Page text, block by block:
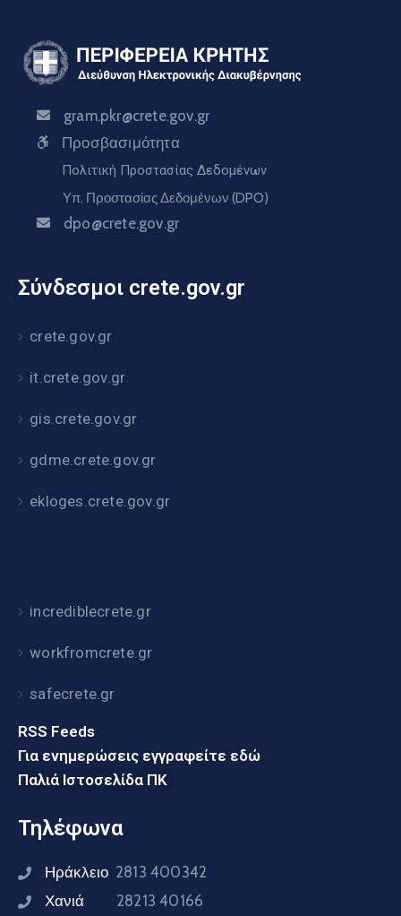
gram.pkr@crete.gov.gr
Προσβασιμότητα
Πολιτική Προστασίας Δεδομένων
Υπ. Προστασίας Δεδομένων (DPO)
dpo@crete.gov.gr
Σύνδεσμοι crete.gov.gr
crete.gov.gr
it.crete.gov.gr
gis.crete.gov.gr
gdme.crete.gov.gr
ekloges.crete.gov.gr
incrediblecrete.gr
workfromcrete.gr
safecrete.gr
RSS Feeds
Για ενημερώσεις εγγραφείτε εδώ
Παλιά Ιστοσελίδα ΠΚ
Τηλέφωνα
Ηράκλειο 2813 400342
Χανιά 28213 40166